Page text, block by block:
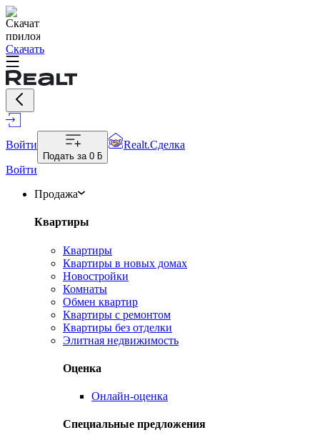
Скачать
Войти
Подать за 0 ƃ
Realt.Сделка
Войти
Продажа
Квартиры
Квартиры
Квартиры в новых домах
Новостройки
Комнаты
Обмен квартир
Квартиры с ремонтом
Квартиры без отделки
Элитная недвижимость
Оценка
Онлайн-оценка
Специальные предложения